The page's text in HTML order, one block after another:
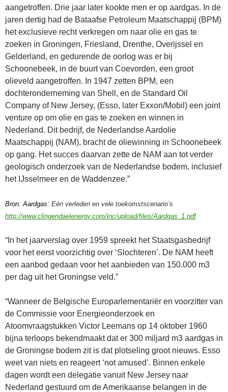
aangetroffen. Drie jaar later kookte men er op aardgas. In de
jaren dertig had de Bataafse Petroleum Maatschappij (BPM)
het exclusieve recht verkregen om naar olie en gas te
zoeken in Groningen, Friesland, Drenthe, Overijssel en
Gelderland, en gedurende de oorlog was er bij
Schoonebeek, in de buurt van Coevorden, een groot
olieveld aangetroffen. In 1947 zetten BPM, een
dochteronderneming van Shell, en de Standard Oil
Company of New Jersey, (Esso, later Exxon/Mobil) een joint
venture op om olie en gas te zoeken en winnen in
Nederland. Dit bedrijf, de Nederlandse Aardolie
Maatschappij (NAM), bracht de oliewinning in Schoonebeek
op gang. Het succes daarvan zette de NAM aan tot verder
geologisch onderzoek van de Nederlandse bodem, inclusief
het IJsselmeer en de Waddenzee.”
Bron: Aardgas: Eén verleden en vele toekomstscenario’s
http://www.clingendaelenergy.com/inc/upload/files/Aardgas_1.pdf
“In het jaarverslag over 1959 spreekt het Staatsgasbedrijf
voor het eerst voorzichtig over ‘Slochteren’. De NAM heeft
een aanbod gedaan voor het aanbieden van 150.000 m3
per dag uit het Groningse veld.”
“Wanneer de Belgische Europarlementariër en voorzitter van
de Commissie voor Energieonderzoek en
Atoomvraagstukken Victor Leemans op 14 oktober 1960
bijna terloops bekendmaakt dat er 300 miljard m3 aardgas in
de Groningse bodem zit is dat plotseling groot nieuws. Esso
weet van niets en reageert ‘not amused’. Binnen enkele
dagen wordt een delegatie vanuit New Jersey naar
Nederland gestuurd om de Amerikaanse belangen in de